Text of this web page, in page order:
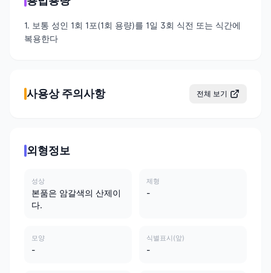
1. 보통 성인 1회 1포(1회 용량)를 1일 3회 식전 또는 식간에
복용한다
사용상 주의사항 전체 보기
외형정보
성상
본품은 암갈색의 산제이
다.
제형
-
모양
-
식별표시(앞)
-